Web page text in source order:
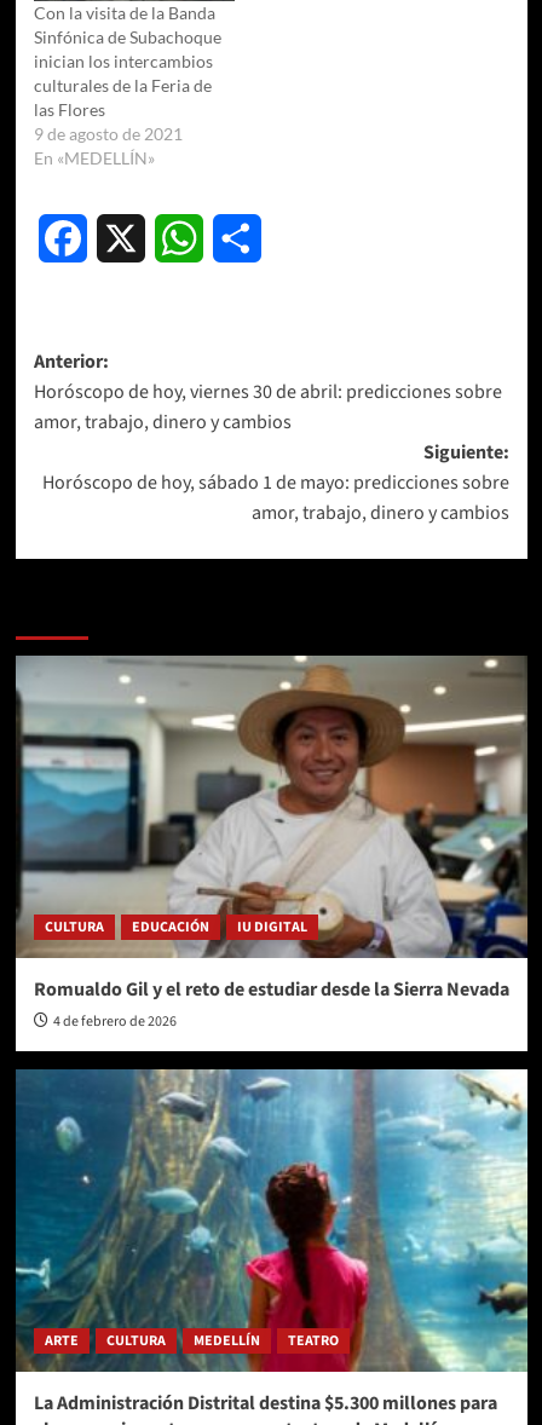
Con la visita de la Banda
Sinfónica de Subachoque
inician los intercambios
culturales de la Feria de
las Flores
9 de agosto de 2021
En «MEDELLÍN»
Facebook WhatsApp
Navegación
de
entradas
Anterior:
Horóscopo de hoy, viernes 30 de abril: predicciones sobre
amor, trabajo, dinero y cambios
Siguiente:
Horóscopo de hoy, sábado 1 de mayo: predicciones sobre
amor, trabajo, dinero y cambios
CULTURA EDUCACIÓN IU DIGITAL
Romualdo Gil y el reto de estudiar desde la Sierra Nevada
4 de febrero de 2026
ARTE CULTURA MEDELLÍN TEATRO
La Administración Distrital destina $5.300 millones para